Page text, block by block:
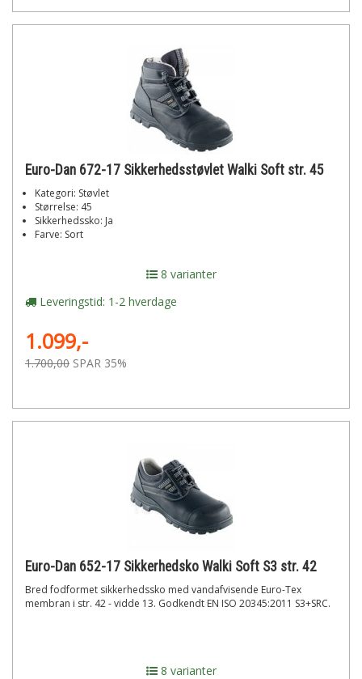
Euro-Dan 672-17 Sikkerhedsstøvlet Walki Soft str. 45
Kategori: Støvlet
Størrelse: 45
Sikkerhedssko: Ja
Farve: Sort
8 varianter
Leveringstid: 1-2 hverdage
1.099,-
1.700,00 SPAR 35%
Euro-Dan 652-17 Sikkerhedsko Walki Soft S3 str. 42
Bred fodformet sikkerhedssko med vandafvisende Euro-Tex
membran i str. 42 - vidde 13. Godkendt EN ISO 20345:2011 S3+SRC.
8 varianter